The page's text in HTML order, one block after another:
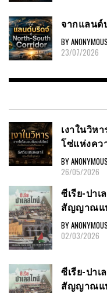
จากแลนด์บ
BY
23/07/2026
เงาในวิห
โซ่แห่งคว
BY
26/05/2026
ซีเรีย​-ปา
สัญญาณ​แ
BY
02/03/2026
ซีเรีย​-ปา
สัญญาณ​แ